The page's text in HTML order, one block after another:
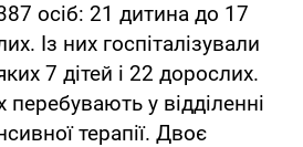
осіб: 21 дитина до 17
Із них госпіталізували
7 дітей і 22 дорослих.
у відділенні
терапії. Двоє